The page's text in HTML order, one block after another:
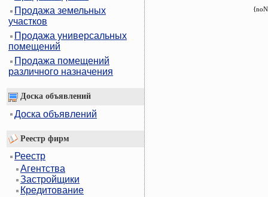
Продажа земельных
участков
Продажа универсальных
помещений
Продажа помещений
различного назначения
Доска объявлений
Доска объявлений
Реестр фирм
Реестр
Агентства
Застройщики
Кредитование